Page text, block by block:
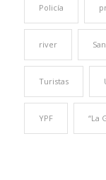
Policía
river
Turistas
YPF “La